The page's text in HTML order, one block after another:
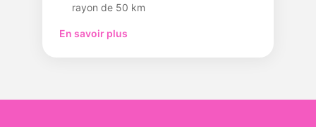
rayon de 50 km
En savoir plus